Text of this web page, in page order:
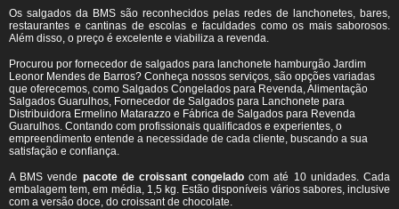
Os salgados da BMS são reconhecidos pelas redes de lanchonetes, bares,
restaurantes e cantinas de escolas e faculdades como os mais saborosos.
Além disso, o preço é excelente e viabiliza a revenda.
Procurou por fornecedor de salgados para lanchonete hamburgão Jardim
Leonor Mendes de Barros? Conheça nossos serviços, são opções variadas
que oferecemos, como Salgados Congelados para Revenda, Alimentação
Salgados Guarulhos, Fornecedor de Salgados para Lanchonete para
Distribuidora Ermelino Matarazzo e Fábrica de Salgados para Revenda
Guarulhos. Contando com profissionais qualificados e experientes, o
empreendimento entende a necessidade de cada cliente, buscando a sua
satisfação e confiança.
A BMS vende pacote de croissant congelado com até 10 unidades. Cada
embalagem tem, em média, 1,5 kg. Estão disponíveis vários sabores, inclusive
com a versão doce, do croissant de chocolate.